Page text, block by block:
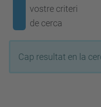
vostre criteri
de cerca
Cap resultat en la